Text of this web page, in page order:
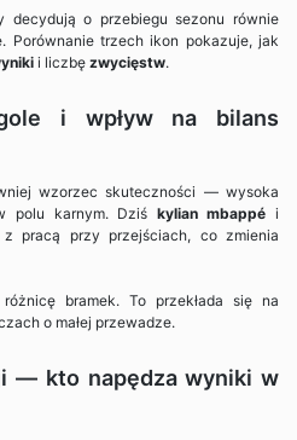
decydują o przebiegu sezonu równie
Porównanie trzech ikon pokazuje, jak
i liczbę zwycięstw.
i wpływ na bilans
wzorzec skuteczności — wysoka
polu karnym. Dziś kylian mbappé i
z pracą przy przejściach, co zmienia
bramek. To przekłada się na
o małej przewadze.
— kto napędza wyniki w